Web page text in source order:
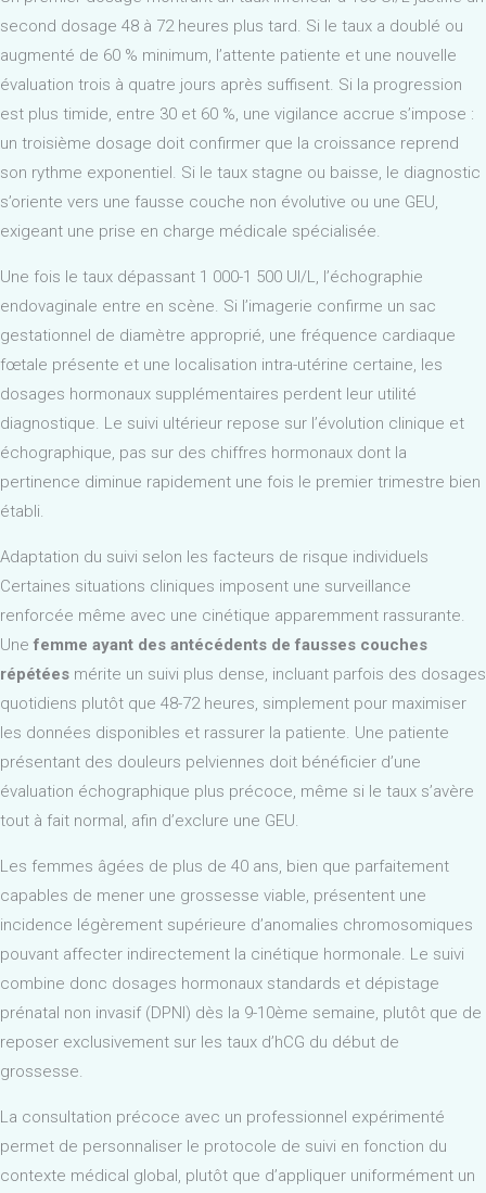
second dosage 48 à 72 heures plus tard. Si le taux a doublé ou
augmenté de 60 % minimum, l’attente patiente et une nouvelle
évaluation trois à quatre jours après suffisent. Si la progression
est plus timide, entre 30 et 60 %, une vigilance accrue s’impose :
un troisième dosage doit confirmer que la croissance reprend
son rythme exponentiel. Si le taux stagne ou baisse, le diagnostic
s’oriente vers une fausse couche non évolutive ou une GEU,
exigeant une prise en charge médicale spécialisée.
Une fois le taux dépassant 1 000-1 500 UI/L, l’échographie
endovaginale entre en scène. Si l’imagerie confirme un sac
gestationnel de diamètre approprié, une fréquence cardiaque
fœtale présente et une localisation intra-utérine certaine, les
dosages hormonaux supplémentaires perdent leur utilité
diagnostique. Le suivi ultérieur repose sur l’évolution clinique et
échographique, pas sur des chiffres hormonaux dont la
pertinence diminue rapidement une fois le premier trimestre bien
établi.
Adaptation du suivi selon les facteurs de risque individuels
Certaines situations cliniques imposent une surveillance
renforcée même avec une cinétique apparemment rassurante.
Une femme ayant des antécédents de fausses couches
répétées mérite un suivi plus dense, incluant parfois des dosages
quotidiens plutôt que 48-72 heures, simplement pour maximiser
les données disponibles et rassurer la patiente. Une patiente
présentant des douleurs pelviennes doit bénéficier d’une
évaluation échographique plus précoce, même si le taux s’avère
tout à fait normal, afin d’exclure une GEU.
Les femmes âgées de plus de 40 ans, bien que parfaitement
capables de mener une grossesse viable, présentent une
incidence légèrement supérieure d’anomalies chromosomiques
pouvant affecter indirectement la cinétique hormonale. Le suivi
combine donc dosages hormonaux standards et dépistage
prénatal non invasif (DPNI) dès la 9-10ème semaine, plutôt que de
reposer exclusivement sur les taux d’hCG du début de
grossesse.
La consultation précoce avec un professionnel expérimenté
permet de personnaliser le protocole de suivi en fonction du
contexte médical global, plutôt que d’appliquer uniformément un